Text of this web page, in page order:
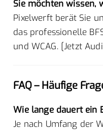
Sie möchten wissen,
Pixelwerft berät Sie
das professionelle
und WCAG. [Jetzt
FAQ – Häufige
Wie lange dauert ein
Je nach Umfang der